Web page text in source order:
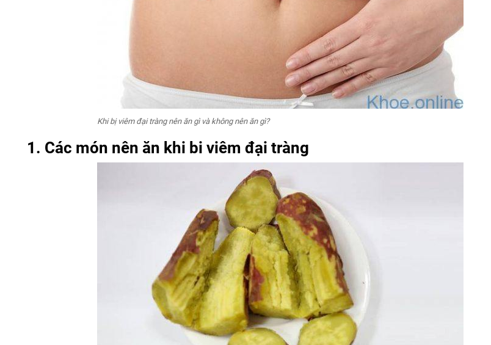
Khi bị viêm đại tràng nên ăn gì và không nên ăn gì?
1. Các món nên ăn khi bi viêm đại tràng